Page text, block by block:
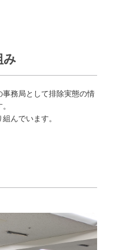
）
み
務局として排除実態の情
んでいます。